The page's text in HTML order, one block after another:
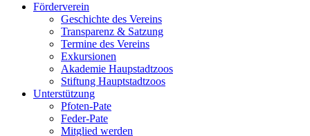
Förderverein
Geschichte des Vereins
Transparenz & Satzung
Termine des Vereins
Exkursionen
Akademie Haupstadtzoos
Stiftung Hauptstadtzoos
Unterstützung
Pfoten-Pate
Feder-Pate
Mitglied werden